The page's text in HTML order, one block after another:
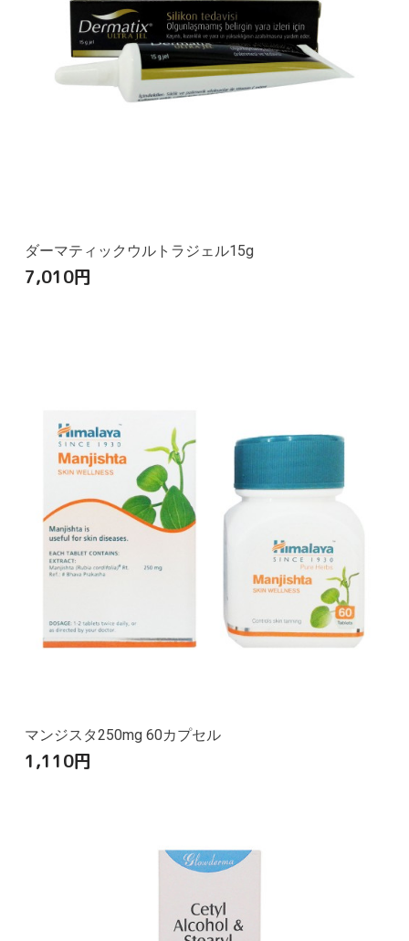
ダーマティックウルトラジェル15g
7,010円
マンジスタ250mg 60カプセル
1,110円